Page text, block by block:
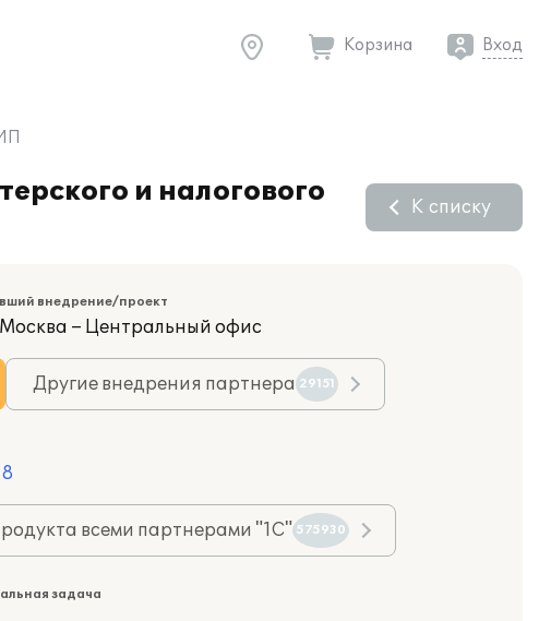
Корзина Вход
и налогового
К списку
внедрение/проект
– Центральный офис
Другие внедрения партнера 29151
всеми партнерами "1С" 575930
задача